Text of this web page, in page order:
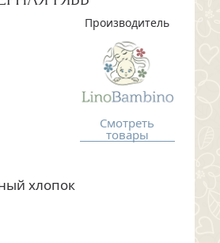
хлопок
Производитель
Смотреть
товары